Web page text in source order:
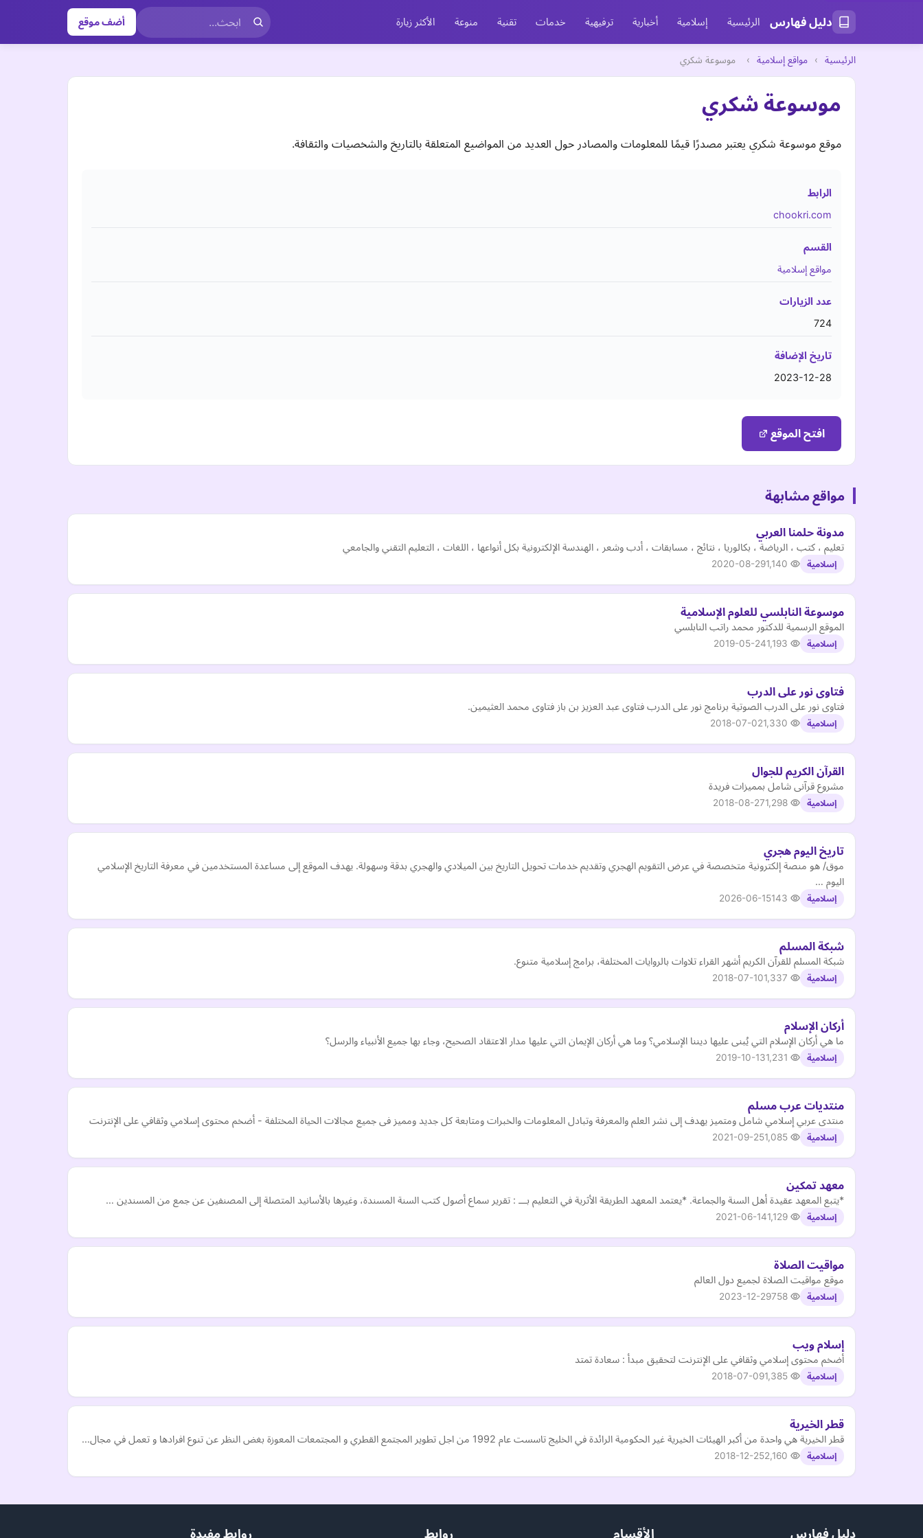
دليل فهارس الرئيسية إسلامية أخبارية ترفيهية خدمات تقنية منوعة الأكثر زيارة أضف موقع
الرئيسية › مواقع إسلامية › موسوعة شكري
موسوعة شكري
موقع موسوعة شكري يعتبر مصدرًا قيمًا للمعلومات والمصادر حول العديد من المواضيع المتعلقة بالتاريخ والشخصيات والثقافة.
الرابط
chookri.com
القسم
مواقع إسلامية
عدد الزيارات
724
تاريخ الإضافة
2023-12-28
افتح الموقع
مواقع مشابهة
مدونة حلمنا العربي
تعليم ، كتب ، الرياضة ، بكالوريا ، نتائج ، مسابقات ، أدب وشعر ، الهندسة الإلكترونية بكل أنواعها ، اللغات ، التعليم التقني والجامعي
إسلامية 2020-08-29
موسوعة النابلسي للعلوم الإسلامية
الموقع الرسمية للدكتور محمد راتب النابلسي
إسلامية 2019-05-24
فتاوى نور على الدرب
فتاوى نور على الدرب الصوتية برنامج نور على الدرب فتاوى عبد العزيز بن باز فتاوى محمد العثيمين.
إسلامية 2018-07-02
القرآن الكريم للجوال
مشروع قرآنى شامل بمميزات فريدة
إسلامية 2018-08-27
تاريخ اليوم هجري
موق/ هو منصة إلكترونية متخصصة في عرض التقويم الهجري وتقديم خدمات تحويل التاريخ بين الميلادي والهجري بدقة وسهولة. يهدف الموقع إلى مساعدة المستخدمين في معرفة التاريخ الإسلامي
اليوم …
إسلامية 2026-06-15
شبكة المسلم
شبكة المسلم للقرآن الكريم أشهر القراء تلاوات بالروايات المختلفة، برامج إسلامية متنوع.
إسلامية 2018-07-10
أركان الإسلام
ما هي أركان الإسلام التي يُبنى عليها ديننا الإسلامي؟ وما هي أركان الإيمان التي عليها مدار الاعتقاد الصحيح، وجاء بها جميع الأنبياء والرسل؟
إسلامية 2019-10-13
منتديات عرب مسلم
منتدى عربي إسلامي شامل ومتميز يهدف إلى نشر العلم والمعرفة وتبادل المعلومات والخبرات ومتابعة كل جديد ومميز فى جميع مجالات الحياة المختلفة - أضخم محتوى إسلامي وثقافي على الإنترنت
إسلامية 2021-09-25
معهد تمكين
*يتبع المعهد عقيدة أهل السنة والجماعة. *يعتمد المعهد الطريقة الأثرية في التعليم بـــ : تقرير سماع أصول كتب السنة المسندة، وغيرها بالأسانيد المتصلة إلى المصنفين عن جمع من المسندين …
إسلامية 2021-06-14
مواقيت الصلاة
موقع مواقيت الصلاة لجميع دول العالم
إسلامية 2023-12-29
إسلام ويب
أضخم محتوى إسلامي وثقافي على الإنترنت لتحقيق مبدأ : سعادة تمتد
إسلامية 2018-07-09
قطر الخيرية
قطر الخيرية هي واحدة من أكبر الهيئات الخيرية غير الحكومية الرائدة في الخليج تاسست عام 1992 من اجل تطوير المجتمع القطري و المجتمعات المعوزة بغض النظر عن تنوع افرادها و تعمل في مجال…
إسلامية 2018-12-25
دليل فهارس الأقسام روابط روابط مفيدة